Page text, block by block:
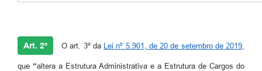
Art. 2º O art. 3º da Lei nº 5.901, de 20 de setembro de 2019
que “altera a Estrutura Administrativa e a Estrutura de Cargos do